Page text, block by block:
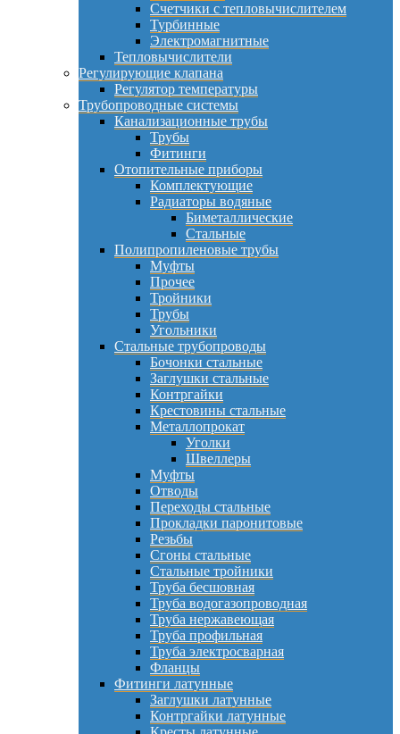
Счетчики с тепловычислителем
Турбинные
Электромагнитные
Тепловычислители
Регулирующие клапана
Регулятор температуры
Трубопроводные системы
Канализационные трубы
Трубы
Фитинги
Отопительные приборы
Комплектующие
Радиаторы водяные
Биметаллические
Стальные
Полипропиленовые трубы
Муфты
Прочее
Тройники
Трубы
Угольники
Стальные трубопроводы
Бочонки стальные
Заглушки стальные
Контргайки
Крестовины стальные
Металлопрокат
Уголки
Швеллеры
Муфты
Отводы
Переходы стальные
Прокладки паронитовые
Резьбы
Сгоны стальные
Стальные тройники
Труба бесшовная
Труба водогазопроводная
Труба нержавеющая
Труба профильная
Труба электросварная
Фланцы
Фитинги латунные
Заглушки латунные
Контргайки латунные